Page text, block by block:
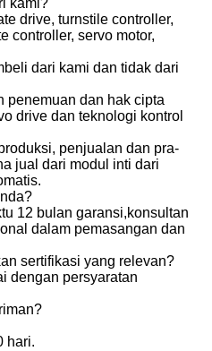
kami?
drive, turnstile controller,
controller, servo motor,
dari kami dan tidak dari
penemuan dan hak cipta
drive dan teknologi kontrol
penjualan dan pra-
jual dari modul inti dari
12 bulan garansi,konsultan
dalam pemasangan dan
sertifikasi yang relevan?
dengan persyaratan
hari.